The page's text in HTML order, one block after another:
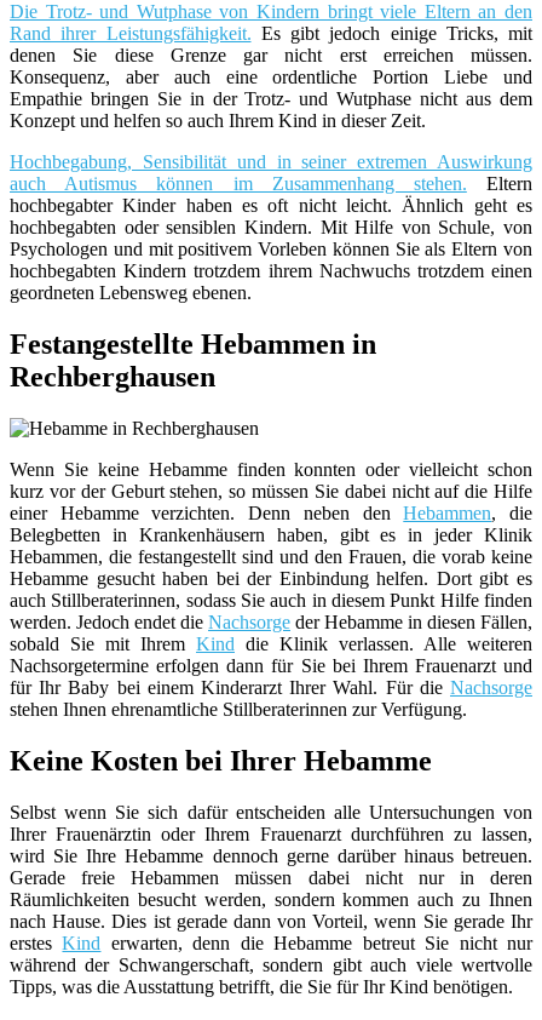
Die Trotz- und Wutphase von Kindern bringt viele Eltern an den
Rand ihrer Leistungsfähigkeit. Es gibt jedoch einige Tricks, mit
denen Sie diese Grenze gar nicht erst erreichen müssen.
Konsequenz, aber auch eine ordentliche Portion Liebe und
Empathie bringen Sie in der Trotz- und Wutphase nicht aus dem
Konzept und helfen so auch Ihrem Kind in dieser Zeit.
Hochbegabung, Sensibilität und in seiner extremen Auswirkung
auch Autismus können im Zusammenhang stehen. Eltern
hochbegabter Kinder haben es oft nicht leicht. Ähnlich geht es
hochbegabten oder sensiblen Kindern. Mit Hilfe von Schule, von
Psychologen und mit positivem Vorleben können Sie als Eltern von
hochbegabten Kindern trotzdem ihrem Nachwuchs trotzdem einen
geordneten Lebensweg ebenen.
Festangestellte Hebammen in
Rechberghausen
Wenn Sie keine Hebamme finden konnten oder vielleicht schon
kurz vor der Geburt stehen, so müssen Sie dabei nicht auf die Hilfe
einer Hebamme verzichten. Denn neben denHebammen, die
Belegbetten in Krankenhäusern haben, gibt es in jeder Klinik
Hebammen, die festangestellt sind und den Frauen, die vorab keine
Hebamme gesucht haben bei der Einbindung helfen. Dort gibt es
auch Stillberaterinnen, sodass Sie auch in diesem Punkt Hilfe finden
werden. Jedoch endet die Nachsorge der Hebamme in diesen Fällen,
sobald Sie mit Ihrem Kind die Klinik verlassen. Alle weiteren
Nachsorgetermine erfolgen dann für Sie bei Ihrem Frauenarzt und
für Ihr Baby bei einem Kinderarzt Ihrer Wahl. Für die Nachsorge
stehen Ihnen ehrenamtliche Stillberaterinnen zur Verfügung.
Keine Kosten bei Ihrer Hebamme
Selbst wenn Sie sich dafür entscheiden alle Untersuchungen von
Ihrer Frauenärztin oder Ihrem Frauenarzt durchführen zu lassen,
wird Sie Ihre Hebamme dennoch gerne darüber hinaus betreuen.
Gerade freie Hebammen müssen dabei nicht nur in deren
Räumlichkeiten besucht werden, sondern kommen auch zu Ihnen
nach Hause. Dies ist gerade dann von Vorteil, wenn Sie gerade Ihr
erstesKind erwarten, denn die Hebamme betreut Sie nicht nur
während der Schwangerschaft, sondern gibt auch viele wertvolle
Tipps, was die Ausstattung betrifft, die Sie für Ihr Kind benötigen.